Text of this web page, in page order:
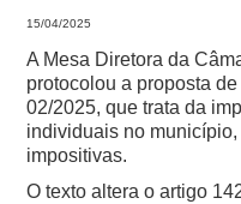
15/04/2025
A Mesa Diretora da
protocolou a proposta
02/2025, que trata da
individuais no
impositivas.
O texto altera o artigo